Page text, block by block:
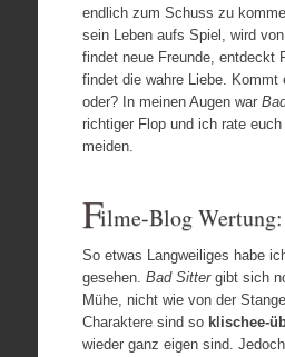
endlich zum Schuss zu
sein Leben aufs Spiel, wird
findet neue Freunde, entdeckt
findet die wahre Liebe. Kommt
oder? In meinen Augen war
richtiger Flop und ich rate
meiden.
Filme-Blog
So etwas Langweiliges habe
gesehen. Bad Sittergibt sich
Mühe, nicht wie von der
Charaktere sind so klischee-
wieder ganz eigen sind.